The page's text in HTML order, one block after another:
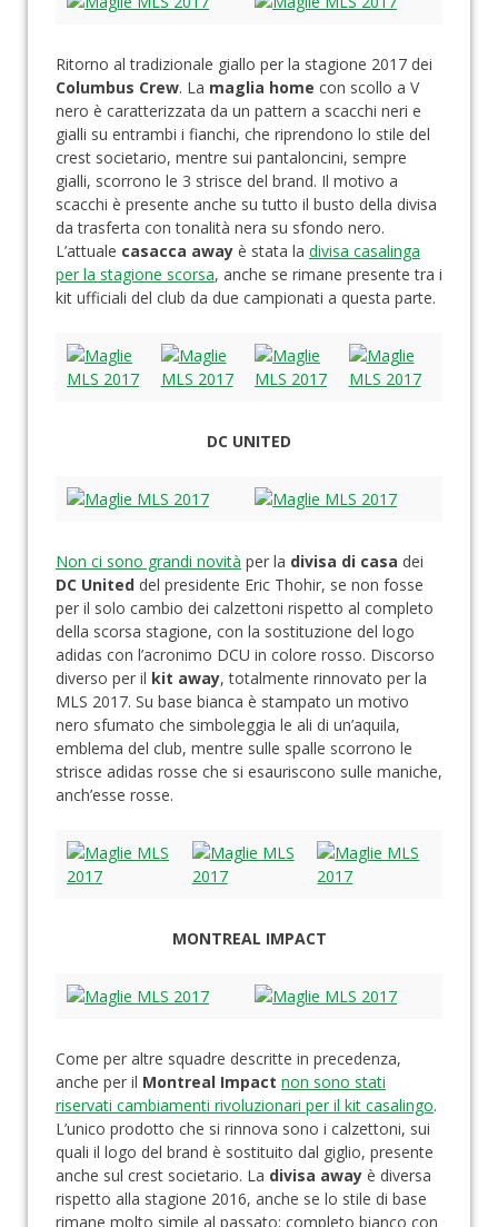
Ritorno al tradizionale giallo per la stagione 2017 dei
Columbus Crew. La maglia home con scollo a V
nero è caratterizzata da un pattern a scacchi neri e
gialli su entrambi i fianchi, che riprendono lo stile del
crest societario, mentre sui pantaloncini, sempre
gialli, scorrono le 3 strisce del brand. Il motivo a
scacchi è presente anche su tutto il busto della divisa
da trasferta con tonalità nera su sfondo nero.
L’attuale casacca away è stata la divisa casalinga
per la stagione scorsa, anche se rimane presente tra i
kit ufficiali del club da due campionati a questa parte.
DC UNITED
Non ci sono grandi novità per la divisa di casa dei
DC United del presidente Eric Thohir, se non fosse
per il solo cambio dei calzettoni rispetto al completo
della scorsa stagione, con la sostituzione del logo
adidas con l’acronimo DCU in colore rosso. Discorso
diverso per il kit away, totalmente rinnovato per la
MLS 2017. Su base bianca è stampato un motivo
nero sfumato che simboleggia le ali di un’aquila,
emblema del club, mentre sulle spalle scorrono le
strisce adidas rosse che si esauriscono sulle maniche,
anch’esse rosse.
MONTREAL IMPACT
Come per altre squadre descritte in precedenza,
anche per il Montreal Impact non sono stati
riservati cambiamenti rivoluzionari per il kit casalingo.
L’unico prodotto che si rinnova sono i calzettoni, sui
quali il logo del brand è sostituito dal giglio, presente
anche sul crest societario. La divisa away è diversa
rispetto alla stagione 2016, anche se lo stile di base
rimane molto simile al passato: completo bianco con